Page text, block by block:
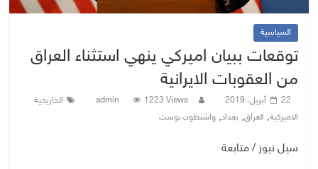
السياسية
توقعات ببيان اميركي ينهي استثناء العراق
من العقوبات الايرانية
22 أبريل، 2019 admin 1223 Views
الخاريجية
الاميركية, العراق, بغداد,واشنطون بوست
سيل نيوز / متابعة